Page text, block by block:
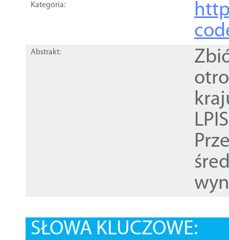
Kategoria:
Abstrakt:
SŁOWA KLUCZOWE: